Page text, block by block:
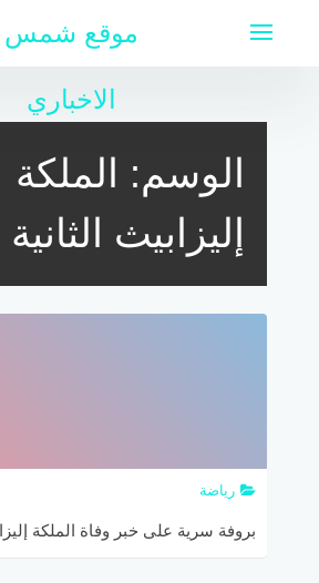
موقع شمس
الاخباري
الوسم:
الملكة
إليزابيث الثانية
رياضة
بروفة سرية على خبر وفاة الملكة